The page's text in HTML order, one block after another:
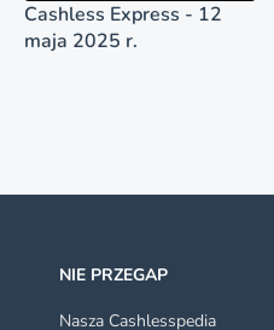
Cashless Express - 12
maja 2025 r.
NIE PRZEGAP
Nasza Cashlesspedia